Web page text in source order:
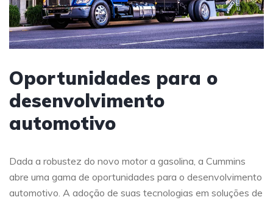
Oportunidades para o
desenvolvimento
automotivo
Dada a robustez do novo motor a gasolina, a Cummins
abre uma gama de oportunidades para o desenvolvimento
automotivo. A adoção de suas tecnologias em soluções de